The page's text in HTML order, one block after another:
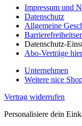
Impressum und
Datenschutz
Allgemeine
Datenschutz-
Abo-Verträge
Unternehmen
Weitere nice
Vertrag widerrufen
Personalisiere dein